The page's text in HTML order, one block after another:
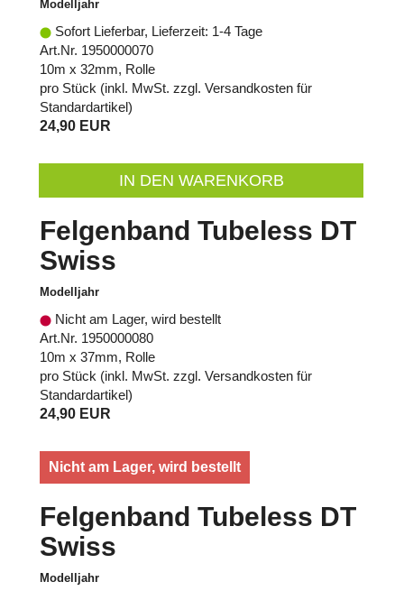
Modelljahr
Sofort Lieferbar, Lieferzeit: 1-4 Tage
Art.Nr. 1950000070
10m x 32mm, Rolle
pro Stück (inkl. MwSt. zzgl. Versandkosten für
Standardartikel)
24,90 EUR
IN DEN WARENKORB
Felgenband Tubeless DT
Swiss
Modelljahr
Nicht am Lager, wird bestellt
Art.Nr. 1950000080
10m x 37mm, Rolle
pro Stück (inkl. MwSt. zzgl. Versandkosten für
Standardartikel)
24,90 EUR
Nicht am Lager, wird bestellt
Felgenband Tubeless DT
Swiss
Modelljahr